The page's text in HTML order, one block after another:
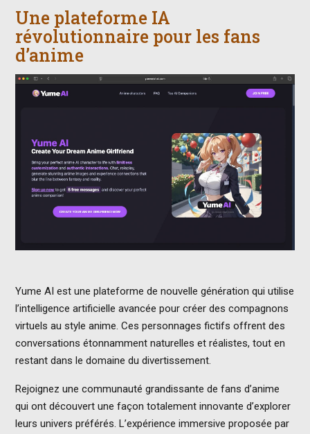
Une plateforme IA
révolutionnaire pour les fans
d’anime
Yume AI est une plateforme de nouvelle génération qui utilise
l’intelligence artificielle avancée pour créer des compagnons
virtuels au style anime. Ces personnages fictifs offrent des
conversations étonnamment naturelles et réalistes, tout en
restant dans le domaine du divertissement.
Rejoignez une communauté grandissante de fans d’anime
qui ont découvert une façon totalement innovante d’explorer
leurs univers préférés. L’expérience immersive proposée par